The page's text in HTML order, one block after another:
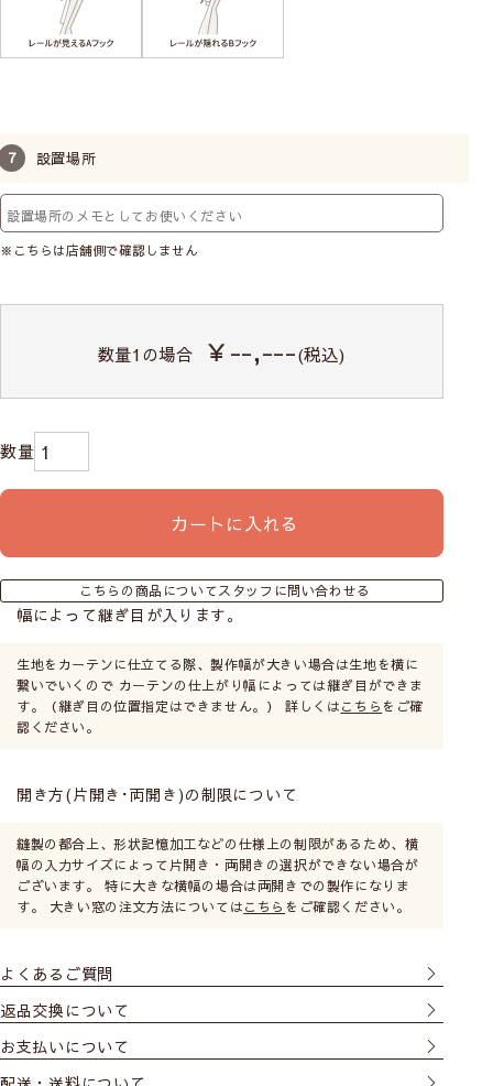
Class１
やや透け感あり／人の輪郭が見える
Class３
Class４
※レースカーテンに10cm近く接近すると、透け感のない
レースでもぼんやりとシルエットがわかる場合がありま
設置場所
※こちらは店舗側で確認しません
数量1の場合 ￥--,---(税込)
カートに入れる
こちらの商品についてスタッフに問い合わせる
幅によって継ぎ目が入ります。
生地をカーテンに仕立てる際、製作幅が大きい場合は生地を横に
繋いでいくので カーテンの仕上がり幅によっては継ぎ目ができま
す。（継ぎ目の位置指定はできません。） 詳しくはこちら をご確
認ください。
開き方(片開き･両開き)の制限について
縫製の都合上、形状記憶加工などの仕様上の制限があるため、横
幅の入力サイズによって片開き・両開きの選択ができない場合が
ございます。 特に大きな横幅の場合は両開きでの製作になりま
す。 大きい窓の注文方法についてはこちら をご確認ください。
よくあるご質問
返品交換について
お支払いについて